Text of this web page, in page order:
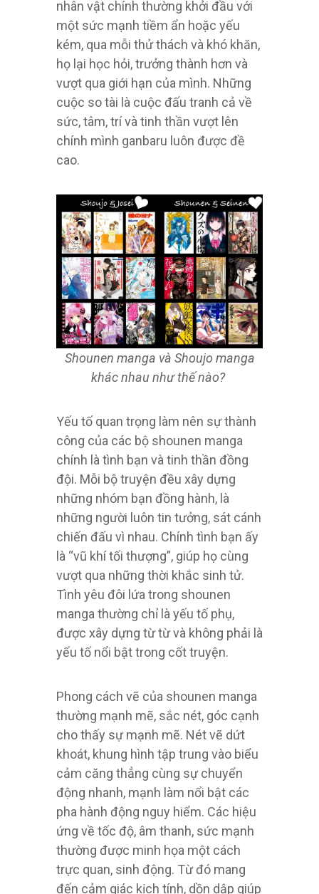
nhân vật chính thường khởi đầu với
một sức mạnh tiềm ẩn hoặc yếu
kém, qua mỗi thử thách và khó khăn,
họ lại học hỏi, trưởng thành hơn và
vượt qua giới hạn của mình. Những
cuộc so tài là cuộc đấu tranh cả về
sức, tâm, trí và tinh thần vượt lên
chính mình ganbaru luôn được đề
cao.
Shounen manga và Shoujo manga
khác nhau như thế nào?
Yếu tố quan trọng làm nên sự thành
công của các bộ shounen manga
chính là tình bạn và tinh thần đồng
đội. Mỗi bộ truyện đều xây dựng
những nhóm bạn đồng hành, là
những người luôn tin tưởng, sát cánh
chiến đấu vì nhau. Chính tình bạn ấy
là “vũ khí tối thượng”, giúp họ cùng
vượt qua những thời khắc sinh tử.
Tình yêu đôi lứa trong shounen
manga thường chỉ là yếu tố phụ,
được xây dựng từ từ và không phải là
yếu tố nổi bật trong cốt truyện.
Phong cách vẽ của shounen manga
thường mạnh mẽ, sắc nét, góc cạnh
cho thấy sự mạnh mẽ. Nét vẽ dứt
khoát, khung hình tập trung vào biểu
cảm căng thẳng cùng sự chuyển
động nhanh, mạnh làm nổi bật các
pha hành động nguy hiểm. Các hiệu
ứng về tốc độ, âm thanh, sức mạnh
thường được minh họa một cách
trực quan, sinh động. Từ đó mang
đến cảm giác kịch tính, dồn dập giúp